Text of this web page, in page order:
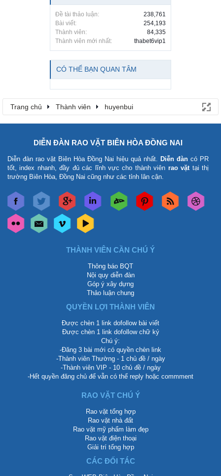
Đề tài thảo luận:
238,761
Bài viết:
254,193
Thành viên:
84,335
Thành viên mới nhất:
thabet6vip1
CÓ THỂ BẠN QUAN TÂM
Trang chủ Thành viên huyenbui
DIỄN ĐÀN RAO VẶT BIÊN HÒA ĐỒNG NAI
Diễn đàn rao vặt Biên Hòa Đồng Nai hiệu quả nhất. Diễn đàn có PR
tốt, index nhanh, đầy đủ các lĩnh vực cho thành viên rao vặttại thị
trường Biên Hòa, Đồng Nai cũng như các tỉnh lân cận.
THÀNH VIÊN CẦN CHÚ Ý
Thông báo BQT
Nội quy diễn đàn
Góp ý xây dựng
Thảo luận chung
QUYỀN LỢI THÀNH VIÊN
Được chèn 1 link dofollow bài viết
Được chèn 1 link dofollow chữ ký
Chú ý:
-Đăng 3 bài mới có quyền chèn link
-Thành viên Thường - 1 chủ đề / ngày
-Thành viên VIP - 10 chủ đề / ngày
-Hết quyền đăng chủ để vẫn có thể reply hoặc commment
RAO VẶT CHÚ Ý
Rao vặt tổng hợp
Rao vặt nhà đất
Rao vặt mỹ phẩm làm đẹp
Rao vặt điện thoại
Giải trí tổng hợp
CÁC ĐỐI TÁC